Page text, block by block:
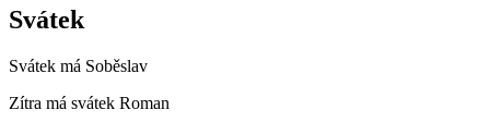
Svátek
Svátek má Soběslav
Zítra má svátek Roman